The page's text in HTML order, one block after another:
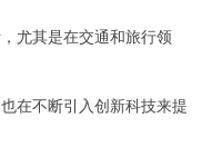
尤其是在交通和旅行领
在不断引入创新科技来提